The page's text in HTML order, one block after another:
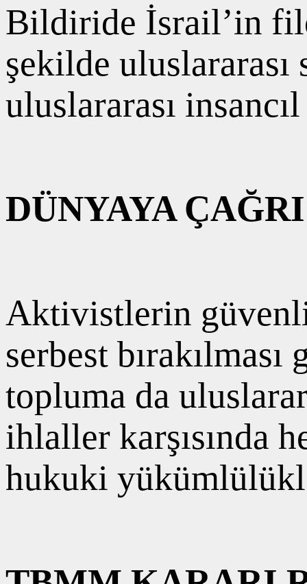
Bildiride İsrail’in
şekilde uluslararası
uluslararası
DÜNYAYA ÇAĞRI
Aktivistlerin
serbest
topluma da
ihlaller karşısında
hukuki